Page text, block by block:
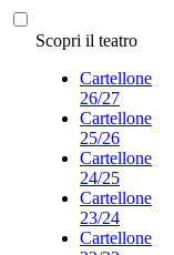
Scopri il teatro
Cartellone
26/27
Cartellone
25/26
Cartellone
24/25
Cartellone
23/24
Cartellone